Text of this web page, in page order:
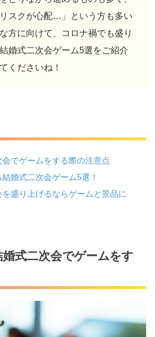
リスクが心配…」という方も多い
方に向けて、コロナ禍でも盛り
婚式二次会ゲーム5選をご紹介
くださいね！
会でゲームをする際の注意点
婚式二次会ゲーム5選！
盛り上げるならゲームと景品に
婚式二次会でゲームをす